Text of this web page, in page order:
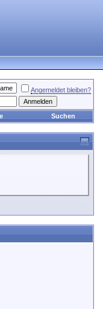
Angemeldet bleiben?
Suchen